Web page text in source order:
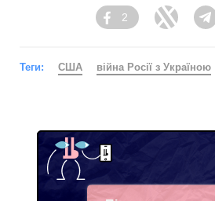
Facebook
2
Twitter
Теги: США війна Росії з Україною